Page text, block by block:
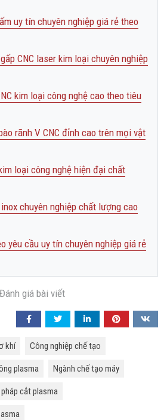
uy tín chuyên nghiệp giá rẻ theo
CNC laser kim loại chuyên nghiệp
kim loại công nghệ cao theo tiêu
rãnh V CNC đỉnh cao trên mọi vật
loại công nghệ hiện đại chất
chuyên nghiệp chất lượng cao
yêu cầu uy tín chuyên nghiệp giá rẻ
Đánh giá bài viết
khí Công nghiệp chế tạo
plasma Ngành chế tạo máy
cắt plasma